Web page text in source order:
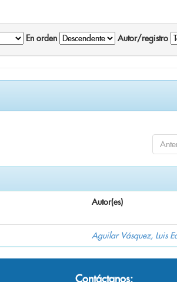
En orden Autor/registro
Autor(es)
Aguilar Vásquez, Luis
Contáctanos: